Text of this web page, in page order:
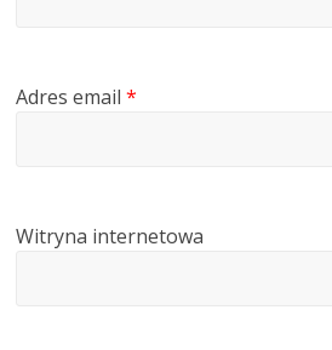
Adres email*
Witryna internetowa